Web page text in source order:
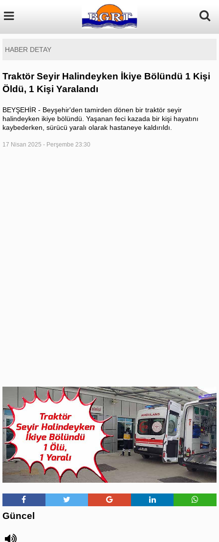
HABER DETAY
Traktör Seyir Halindeyken İkiye Bölündü 1 Kişi
Öldü, 1 Kişi Yaralandı
BEYŞEHİR - Beyşehir'den tamirden dönen bir traktör seyir
halindeyken ikiye bölündü. Yaşanan feci kazada bir kişi hayatını
kaybederken, sürücü yaralı olarak hastaneye kaldırıldı.
17 Nisan 2025 - Perşembe 23:30
Güncel